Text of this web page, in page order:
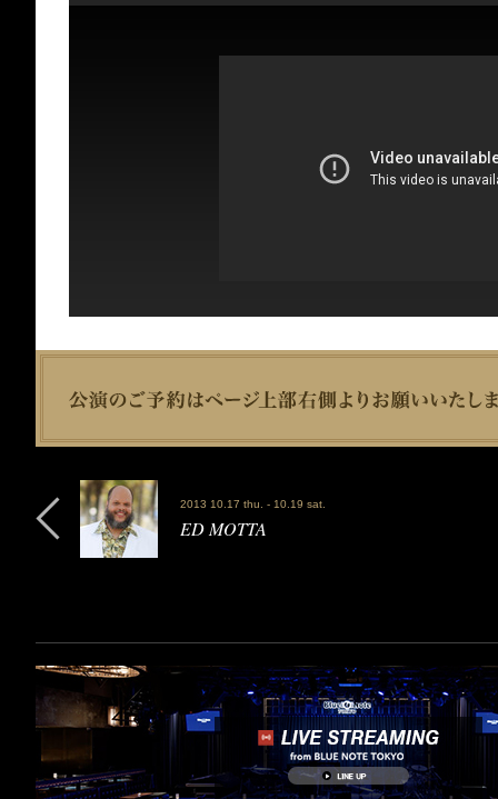
2013 10.17 thu. - 10.19 sat.
ED MOTTA